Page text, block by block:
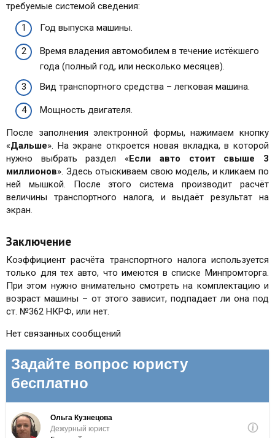
требуемые системой сведения:
Год выпуска машины.
Время владения автомобилем в течение истёкшего
года (полный год, или несколько месяцев).
Вид транспортного средства – легковая машина.
Мощность двигателя.
После заполнения электронной формы, нажимаем кнопку
«Дальше». На экране откроется новая вкладка, в которой
нужно выбрать раздел «Если авто стоит свыше 3
миллионов». Здесь отыскиваем свою модель, и кликаем по
ней мышкой. После этого система производит расчёт
величины транспортного налога, и выдаёт результат на
экран.
Заключение
Коэффициент расчёта транспортного налога используется
только для тех авто, что имеются в списке Минпромторга.
При этом нужно внимательно смотреть на комплектацию и
возраст машины – от этого зависит, подпадает ли она под
ст. №362 НКРФ, или нет.
Нет связанных сообщений